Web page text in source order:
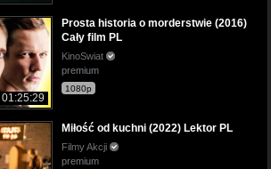
01:25:29
Prosta historia o morderstwie (2016)
Cały film PL
KinoSwiat
premium
1080p
Miłość od kuchni (2022) Lektor PL
Filmy Akcji
premium